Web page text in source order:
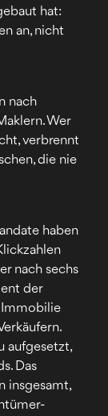
hat:
an, nicht
nach
Wer
verbrennt
die nie
haben
nach sechs
der
Immobilie
aufgesetzt,
Das
insgesamt,